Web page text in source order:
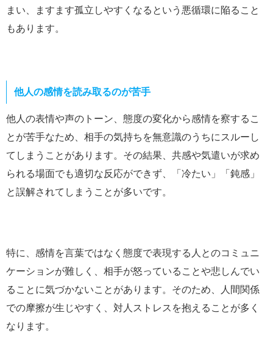
まい、ますます孤立しやすくなるという悪循環に陥ること
もあります。
他人の感情を読み取るのが苦手
他人の表情や声のトーン、態度の変化から感情を察するこ
とが苦手なため、相手の気持ちを無意識のうちにスルーし
てしまうことがあります。その結果、共感や気遣いが求め
られる場面でも適切な反応ができず、「冷たい」「鈍感」
と誤解されてしまうことが多いです。
特に、感情を言葉ではなく態度で表現する人とのコミュニ
ケーションが難しく、相手が怒っていることや悲しんでい
ることに気づかないことがあります。そのため、人間関係
での摩擦が生じやすく、対人ストレスを抱えることが多く
なります。